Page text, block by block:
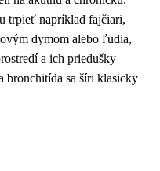
trpieť napríklad fajčiari,
dymom alebo ľudia,
a ich priedušky
bronchitída sa šíri klasicky